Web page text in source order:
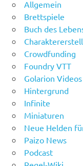
Allgemein
Brettspiele
Buch des
Crowdfunding
Foundry VTT
Golarion Videos
Hintergrund
Infinite
Miniaturen
Neue Helden
Paizo News
Podcast